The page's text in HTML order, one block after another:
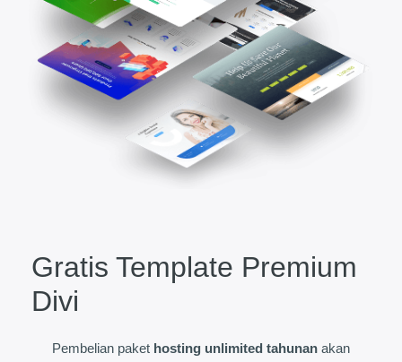
Gratis Template Premium
Divi
Pembelian paket hosting unlimited tahunan akan